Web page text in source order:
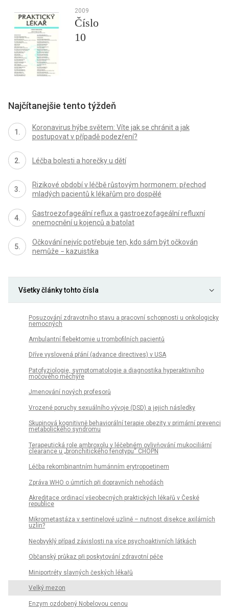
2009
Číslo
10
Najčítanejšie tento týždeň
Koronavirus hýbe světem: Víte jak se chránit a jak
postupovat v případě podezření?
Léčba bolesti a horečky u dětí
Rizikové období v léčbě růstovým hormonem: přechod
mladých pacientů k lékařům pro dospělé
Gastroezofageální reflux a gastroezofageální refluxní
onemocnění u kojenců a batolat
Očkování nejvíc potřebuje ten, kdo sám být očkován
nemůže − kazuistika
Všetky články tohto čísla
Posuzování zdravotního stavu a pracovní schopnosti u onkologicky
nemocných
Ambulantní flebektomie u trombofilních pacientů
Dříve vyslovená přání (advance directives) v USA
Patofyziologie, symptomatologie a diagnostika hyperaktivního
močového měchýře
Jmenování nových profesorů
Vrozené poruchy sexuálního vývoje (DSD) a jejich následky
Skupinová kognitivně behaviorální terapie obezity v primární prevenci
metabolického syndromu
Terapeutická role ambroxolu v léčebném ovlivňování mukociliární
clearance u „bronchitického fenotypu“ CHOPN
Léčba rekombinantním humánním erytropoetinem
Zpráva WHO o úmrtích při dopravních nehodách
Akreditace ordinací všeobecných praktických lékařů v České
republice
Mikrometastáza v sentinelové uzlině – nutnost disekce axilárních
uzlin?
Neobvyklý případ závislosti na více psychoaktivních látkách
Občanský průkaz při poskytování zdravotní péče
Miniportréty slavných českých lékařů
Velký mezon
Enzym ozdobený Nobelovou cenou